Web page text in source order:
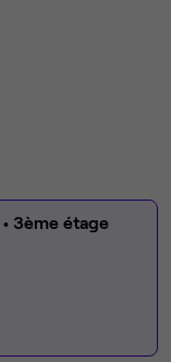
• 3ème étage